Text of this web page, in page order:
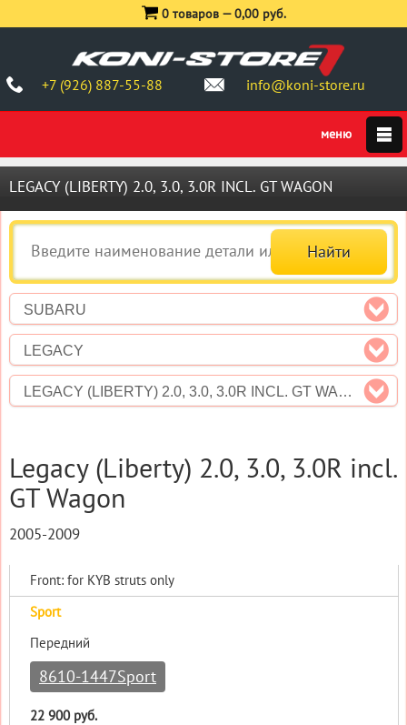
+7 (926) 887-55-88 info@koni-store.ru
0 товаров —0,00 руб.
LEGACY (LIBERTY) 2.0, 3.0, 3.0R INCL. GT WAGON
SUBARU
LEGACY
LEGACY (LIBERTY) 2.0, 3.0, 3.0R INCL. GT WAGON
Legacy (Liberty) 2.0, 3.0, 3.0R incl.
GT Wagon
2005-2009
Front: for KYB struts only
Sport
Передний
8610-1447Sport
22 900 руб.